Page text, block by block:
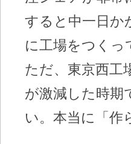
すると中一日か
に工場をつく
ただ、東京西工
が激減した時期
い。本当に「作